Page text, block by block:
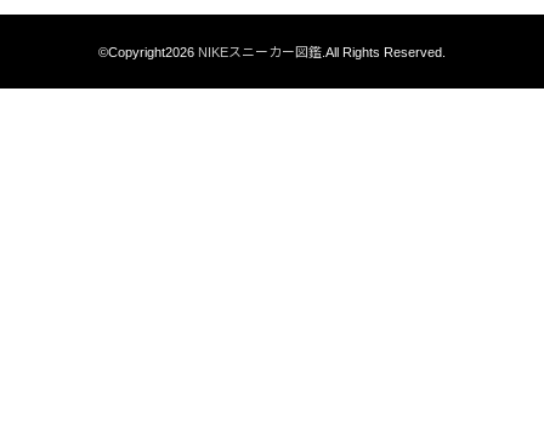
©Copyright2026 NIKEスニーカー図鑑.All Rights Reserved.